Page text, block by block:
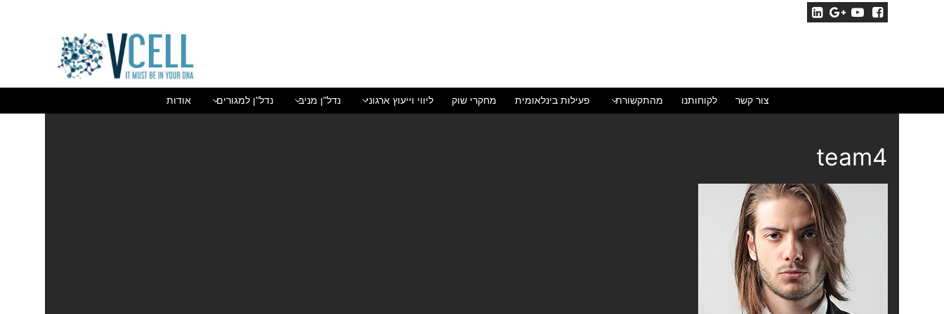
אודות נדל"ן למגורים נדל"ן מניב ליווי וייעוץ ארגוני מחקרי שוק פעילות בינלאומית מהתקשורת לקוחותנו צור קשר
team4